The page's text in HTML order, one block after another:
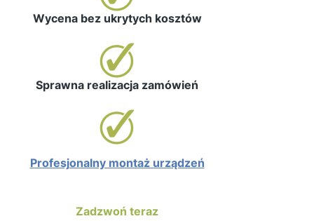
Wycena bez ukrytych kosztów
Sprawna realizacja zamówień
Profesjonalny montaż urządzeń
Zadzwoń teraz